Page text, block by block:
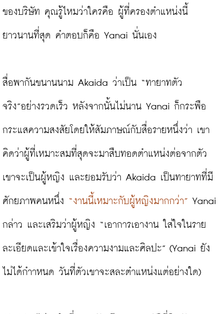
ของบริษัท คุณรู้ไหมว่าใครคือ ผู้ที่ครองตำแหน่งนี้
ยาวนานที่สุด คำตอบก็คือ Yanai นั่นเอง
สื่อพากันขนานนาม Akaida ว่าเป็น “ทายาทตัว
จริง”อย่างรวดเร็ว หลังจากนั้นไม่นาน Yanai ก็กระพือ
กระแสความสงสัยโดยให้สัมภาษณ์กับสื่อรายหนึ่งว่า เขา
คิดว่าผู้ที่เหมาะสมที่สุดจะมาสืบทอดตำแหน่งต่อจากตัว
เขาจะเป็นผู้หญิง และยอมรับว่า Akaida เป็นทายาทที่มี
ศักยภาพคนหนึ่ง “งานนี้เหมาะกับผู้หญิงมากกว่า” Yanai
กล่าว และเสริมว่าผู้หญิง “เอาการเอางาน ใส่ใจในราย
ละเอียดและเข้าใจเรื่องความงามและศิลปะ” (Yanai ยัง
ไม่ได้กำาหนด วันที่ตัวเขาจะสละตำแหน่งแต่อย่างใด)